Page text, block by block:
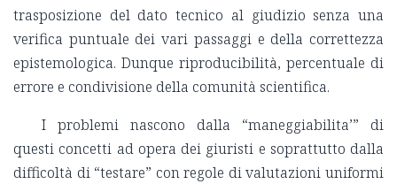
trasposizione del dato tecnico al giudizio senza una
verifica puntuale dei vari passaggi e della correttezza
epistemologica. Dunque riproducibilità, percentuale di
errore e condivisione della comunità scientifica.
I problemi nascono dalla “maneggiabilita’” di
questi concetti ad opera dei giuristi e soprattutto dalla
difficoltà di “testare” con regole di valutazioni uniformi